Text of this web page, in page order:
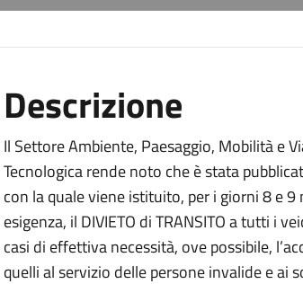
Descrizione
Il Settore Ambiente, Paesaggio, Mobilità e
Tecnologica rende noto che è stata
con la quale viene istituito, per i giorni 8 e
esigenza, il DIVIETO di TRANSITO a tutti i
casi di effettiva necessità, ove possibile,
quelli al servizio delle persone invalide e ai